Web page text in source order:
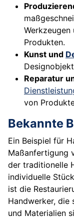
Produkten.
Kunst und
Reparatur
von
Bekannte
Ein Beispiel für
Maßanfertigung
der traditionelle
individuelle
ist die
Handwerker, die
und Materialien